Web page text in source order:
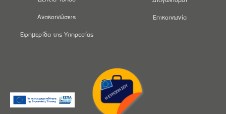
Ανακοινώσεις
Εφημερίδα της Υπηρεσίας
Επικοινωνία